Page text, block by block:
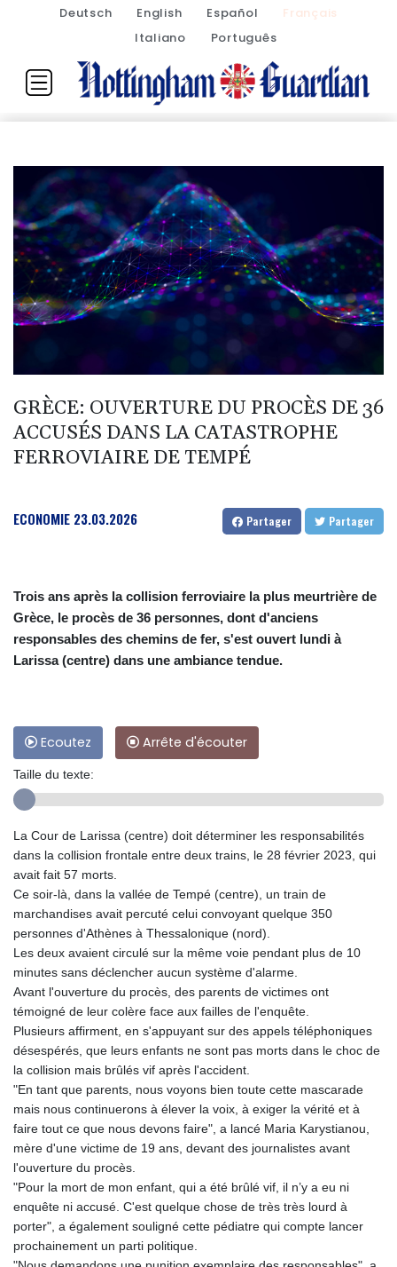
Deutsch English Español
Français
Italiano
Português
GRÈCE: OUVERTURE DU PROCÈS DE 36
ACCUSÉS DANS LA CATASTROPHE
FERROVIAIRE DE TEMPÉ
ECONOMIE 23.03.2026 Partager Partager
Trois ans après la collision ferroviaire la plus meurtrière de
Grèce, le procès de 36 personnes, dont d'anciens
responsables des chemins de fer, s'est ouvert lundi à
Larissa (centre) dans une ambiance tendue.
Ecoutez Arrête d'écouter
Taille du texte:
La Cour de Larissa (centre) doit déterminer les responsabilités
dans la collision frontale entre deux trains, le 28 février 2023, qui
avait fait 57 morts.
Ce soir-là, dans la vallée de Tempé (centre), un train de
marchandises avait percuté celui convoyant quelque 350
personnes d'Athènes à Thessalonique (nord).
Les deux avaient circulé sur la même voie pendant plus de 10
minutes sans déclencher aucun système d'alarme.
Avant l'ouverture du procès, des parents de victimes ont
témoigné de leur colère face aux failles de l'enquête.
Plusieurs affirment, en s'appuyant sur des appels téléphoniques
désespérés, que leurs enfants ne sont pas morts dans le choc de
la collision mais brûlés vif après l'accident.
"En tant que parents, nous voyons bien toute cette mascarade
mais nous continuerons à élever la voix, à exiger la vérité et à
faire tout ce que nous devons faire", a lancé Maria Karystianou,
mère d'une victime de 19 ans, devant des journalistes avant
l'ouverture du procès.
"Pour la mort de mon enfant, qui a été brûlé vif, il n’y a eu ni
enquête ni accusé. C'est quelque chose de très très lourd à
porter", a également souligné cette pédiatre qui compte lancer
prochainement un parti politique.